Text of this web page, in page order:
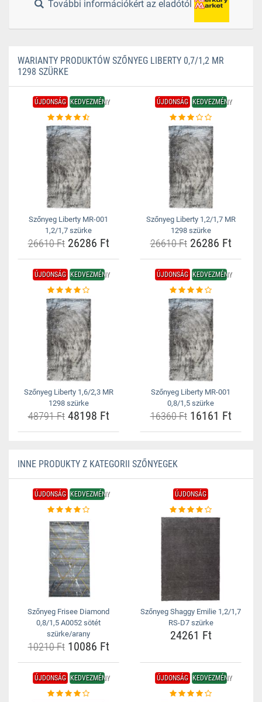
További információkért az eladótól
WARIANTY PRODUKTÓW SZŐNYEG LIBERTY 0,7/1,2 MR
1298 SZÜRKE
ÚJDONSÁG KEDVEZMÉNY
Szőnyeg Liberty MR-001
1,2/1,7 szürke
26610 Ft26286 Ft
ÚJDONSÁG KEDVEZMÉNY
Szőnyeg Liberty 1,2/1,7 MR
1298 szürke
26610 Ft26286 Ft
ÚJDONSÁG KEDVEZMÉNY
Szőnyeg Liberty 1,6/2,3 MR
1298 szürke
48791 Ft48198 Ft
ÚJDONSÁG KEDVEZMÉNY
Szőnyeg Liberty MR-001
0,8/1,5 szürke
16360 Ft16161 Ft
INNE PRODUKTY Z KATEGORII SZŐNYEGEK
ÚJDONSÁG KEDVEZMÉNY
Szőnyeg Frisee Diamond
0,8/1,5 A0052 sötét
szürke/arany
10210 Ft10086 Ft
ÚJDONSÁG
Szőnyeg Shaggy Emilie 1,2/1,7
RS-D7 szürke
24261 Ft
ÚJDONSÁG KEDVEZMÉNY ÚJDONSÁG KEDVEZMÉNY